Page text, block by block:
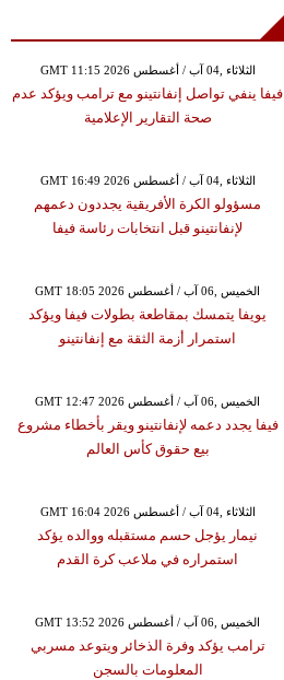
GMT 11:15 2026 الثلاثاء ,04 آب / أغسطس
فيفا ينفي تواصل إنفانتينو مع ترامب ويؤكد عدم
صحة التقارير الإعلامية
GMT 16:49 2026 الثلاثاء ,04 آب / أغسطس
مسؤولو الكرة الأفريقية يجددون دعمهم
لإنفانتينو قبل انتخابات رئاسة فيفا
GMT 18:05 2026 الخميس ,06 آب / أغسطس
يويفا يتمسك بمقاطعة بطولات فيفا ويؤكد
استمرار أزمة الثقة مع إنفانتينو
GMT 12:47 2026 الخميس ,06 آب / أغسطس
فيفا يجدد دعمه لإنفانتينو ويقر بأخطاء مشروع
بيع حقوق كأس العالم
GMT 16:04 2026 الثلاثاء ,04 آب / أغسطس
نيمار يؤجل حسم مستقبله ووالده يؤكد
استمراره في ملاعب كرة القدم
GMT 13:52 2026 الخميس ,06 آب / أغسطس
ترامب يؤكد وفرة الذخائر ويتوعد مسربي
المعلومات بالسجن